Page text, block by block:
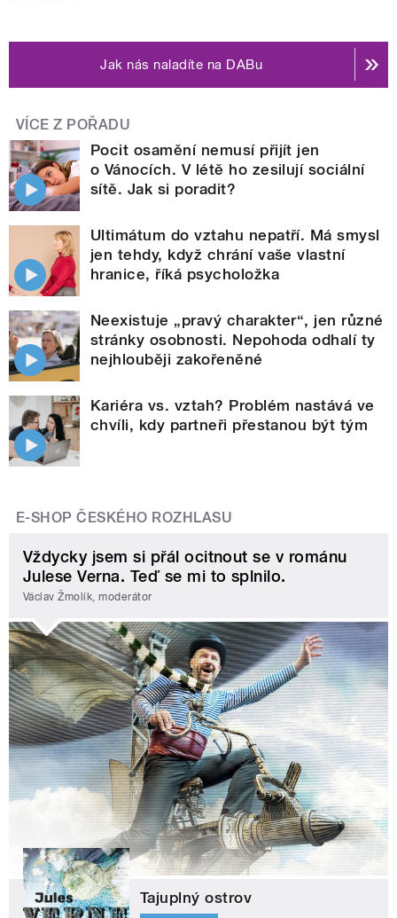
Jak nás naladíte na DABu
VÍCE Z POŘADU
Pocit osamění nemusí přijít jen
o Vánocích. V létě ho zesilují sociální
sítě. Jak si poradit?
Ultimátum do vztahu nepatří. Má smysl
jen tehdy, když chrání vaše vlastní
hranice, říká psycholožka
Neexistuje „pravý charakter“, jen různé
stránky osobnosti. Nepohoda odhalí ty
nejhlouběji zakořeněné
Kariéra vs. vztah? Problém nastává ve
chvíli, kdy partneři přestanou být tým
E-SHOP ČESKÉHO ROZHLASU
Vždycky jsem si přál ocitnout se v románu
Julese Verna. Teď se mi to splnilo.
Václav Žmolík, moderátor
Tajuplný ostrov